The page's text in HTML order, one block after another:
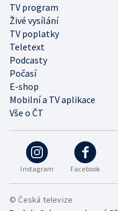
Instagram Facebook
TV program
Živé vysílání
TV poplatky
Teletext
Podcasty
Počasí
E-shop
Mobilní a TV aplikace
Vše o ČT
© Česká televize